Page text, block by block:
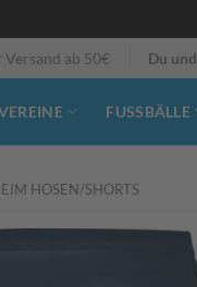
Versand ab 50€ Du und
FUSSBÄLLE
HOSEN/SHORTS